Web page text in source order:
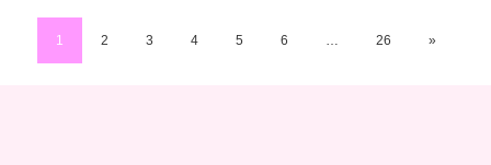
1 2 3 4 5 6 … 26 »